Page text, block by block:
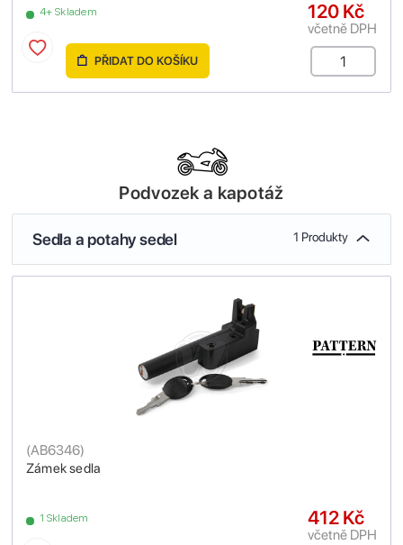
4+ Skladem 120 Kč
včetně DPH
PŘIDAT DO KOŠÍKU
Podvozek a kapotáž
Sedla a potahy sedel 1 Produkty
Zámek sedla
(AB6346)
1 Skladem 412 Kč
včetně DPH